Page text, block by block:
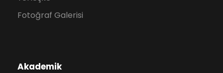
Fotoğraf Galerisi
Akademik